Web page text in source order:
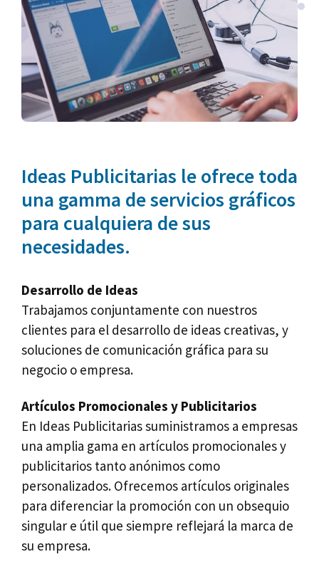
Ideas Publicitarias le ofrece toda
una gamma de servicios gráficos
para cualquiera de sus
necesidades.
Desarrollo de Ideas
Trabajamos conjuntamente con nuestros
clientes para el desarrollo de ideas creativas, y
soluciones de comunicación gráfica para su
negocio o empresa.
Artículos Promocionales y Publicitarios
En Ideas Publicitarias suministramos a empresas
una amplia gama en artículos promocionales y
publicitarios tanto anónimos como
personalizados. Ofrecemos artículos originales
para diferenciar la promoción con un obsequio
singular e útil que siempre reflejará la marca de
su empresa.